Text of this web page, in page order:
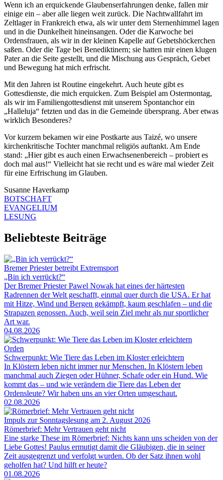
Wenn ich an erquickende Glaubenserfahrungen denke, fallen mir
einige ein – aber alle liegen weit zurück. Die Nachtwallfahrt im
Zeltlager in Frankreich etwa, als wir unter dem Sternenhimmel lagen
und in die Dunkelheit hineinsangen. Oder die Karwoche bei
Ordensfrauen, als wir in der kleinen Kapelle auf Gebetshöckerchen
saßen. Oder die Tage bei Benediktinern; sie hatten mir einen klugen
Pater an die Seite gestellt, und die Mischung aus Gespräch, Gebet
und Bewegung hat mich erfrischt.
Mit den Jahren ist Routine eingekehrt. Auch heute gibt es
Gottesdienste, die mich erquicken. Zum Beispiel am Ostermontag,
als wir im Familiengottesdienst mit unserem Spontanchor ein
„Halleluja“ fetzten und das in die Gemeinde übersprang. Aber etwas
wirklich Besonderes?
Vor kurzem bekamen wir eine Postkarte aus Taizé, wo unsere
kirchenkritische Tochter manchmal religiös auftankt. Am Ende
stand: „Hier gibt es auch einen Erwachsenenbereich – probiert es
doch mal aus!“ Vielleicht hat sie recht und es wäre mal wieder Zeit
für eine Erfrischung im Glauben.
Susanne Haverkamp
BOTSCHAFT
EVANGELIUM
LESUNG
Beliebteste Beiträge
Bremer Priester betreibt Extremsport
„Bin ich verrückt?“
Der Bremer Priester Pawel Nowak hat eines der härtesten
Radrennen der Welt geschafft, einmal quer durch die USA. Er hat
mit Hitze, Wind und Bergen gekämpft, kaum geschlafen – und die
Strapazen genossen. Auch, weil sein Ziel mehr als nur sportlicher
Art war.
04.08.2026
Orden
Schwerpunkt: Wie Tiere das Leben im Kloster erleichtern
In Klöstern leben nicht immer nur Menschen. In Klöstern leben
manchmal auch Ziegen oder Hühner, Schafe oder ein Hund. Wie
kommt das – und wie verändern die Tiere das Leben der
Ordensleute? Wir haben uns an vier Orten umgeschaut.
02.08.2026
Impuls zur Sonntagslesung am 2. August 2026
Römerbrief: Mehr Vertrauen geht nicht
Eine starke These im Römerbrief: Nichts kann uns scheiden von der
Liebe Gottes! Paulus ermutigt damit die Gläubigen, die in seiner
Zeit ausgegrenzt und verfolgt wurden. Ob der Satz ihnen wohl
geholfen hat? Und hilft er heute?
01.08.2026